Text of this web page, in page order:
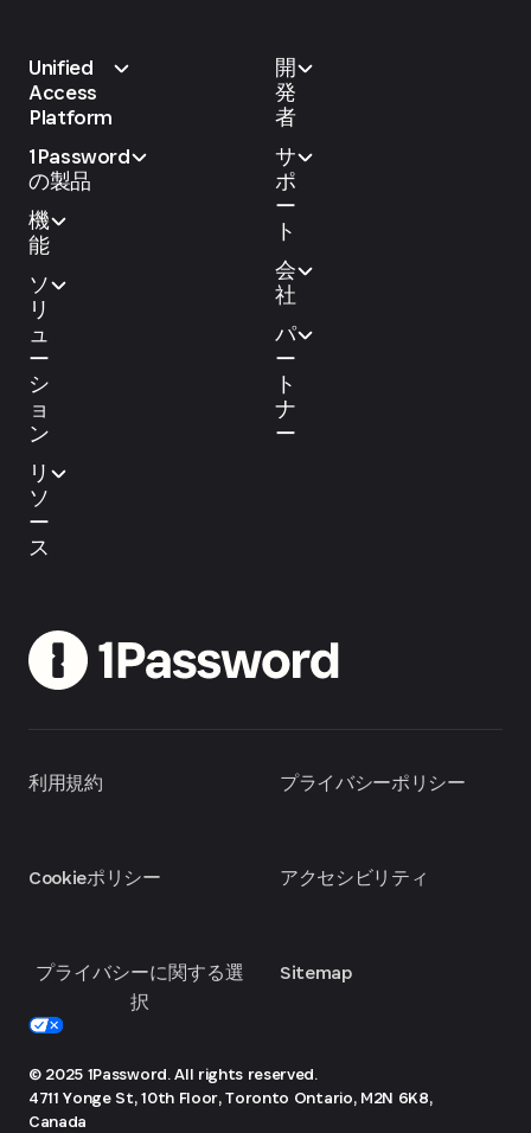
Unified
Access
Platform
1Password
の製品
機
能
ソ
リ
ュ
ー
シ
ョ
ン
リ
ソ
ー
ス
開
発
者
サ
ポ
ー
ト
会
社
パ
ー
ト
ナ
ー
利用規約
Cookieポリシー
プライバシーに関する選
択
プライバシーポリシー
アクセシビリティ
Sitemap
© 2025 1Password. All rights reserved.
4711 Yonge St, 10th Floor, Toronto Ontario, M2N 6K8,
Canada